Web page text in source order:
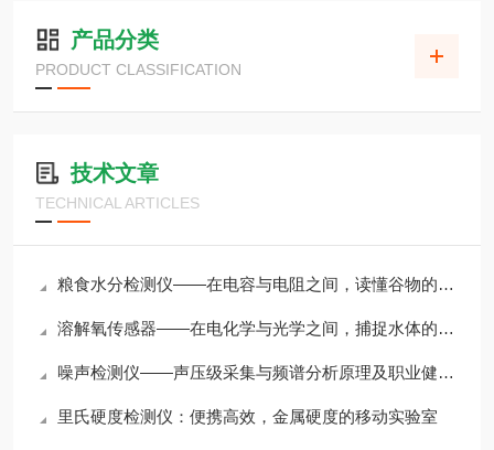
产品分类
PRODUCT CLASSIFICATION
技术文章
TECHNICAL ARTICLES
粮食水分检测仪——在电容与电阻之间，读懂谷物的“干湿密码”
溶解氧传感器——在电化学与光学之间，捕捉水体的“呼吸脉搏”
噪声检测仪——声压级采集与频谱分析原理及职业健康评估应用
里氏硬度检测仪：便携高效，金属硬度的移动实验室